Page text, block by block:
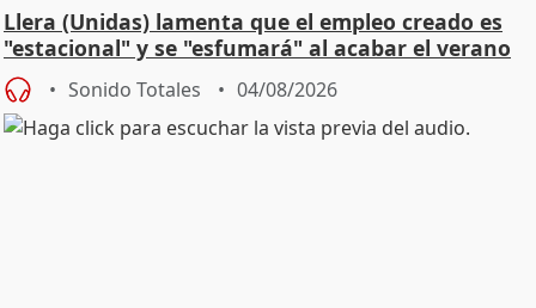
Llera (Unidas) lamenta que el empleo creado es
"estacional" y se "esfumará" al acabar el verano
Sonido Totales 04/08/2026